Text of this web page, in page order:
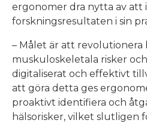
ergonomer dra nytta av att
forskningsresultaten i sin
– Målet är att revolutionera
muskuloskeletala risker
digitaliserat och effektivt
att göra detta ges
proaktivt identifiera och
hälsorisker, vilket slutligen